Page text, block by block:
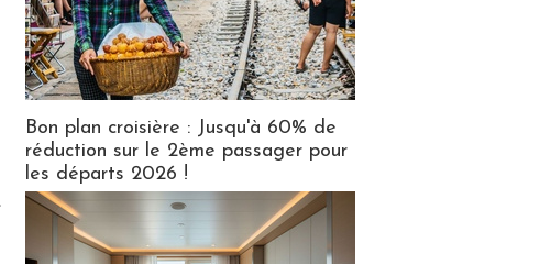
Bon plan croisière : Jusqu'à 60% de
réduction sur le 2ème passager pour
les départs 2026 !